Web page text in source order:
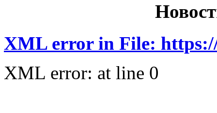
XML error in File: https://
XML error: at line 0